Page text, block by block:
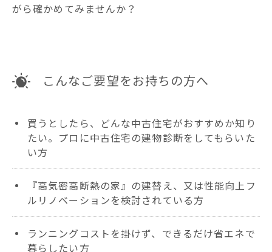
がら確かめてみませんか？
こんなご要望をお持ちの方へ
買うとしたら、どんな中古住宅がおすすめか知り
たい。プロに中古住宅の建物診断をしてもらいた
い方
『高気密高断熱の家』の建替え、又は性能向上フ
ルリノベーションを検討されている方
ランニングコストを掛けず、できるだけ省エネで
暮らしたい方